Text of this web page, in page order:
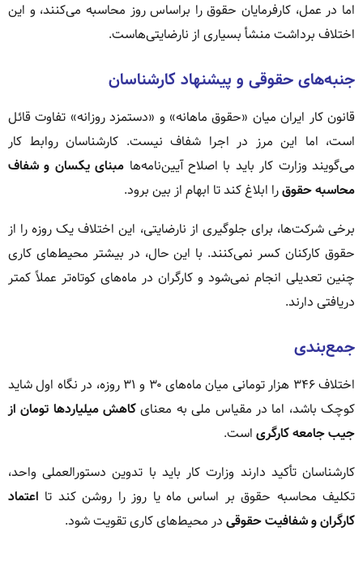
اما در عمل، کارفرمایان حقوق را براساس روز محاسبه می‌کنند، و این
اختلاف برداشت منشأ بسیاری از نارضایتی‌هاست.
جنبه‌های حقوقی و پیشنهاد کارشناسان
قانون کار ایران میان «حقوق ماهانه» و «دستمزد روزانه» تفاوت قائل
است، اما این مرز در اجرا شفاف نیست. کارشناسان روابط کار
می‌گویند وزارت کار باید با اصلاح آیین‌نامه‌ها مبنای یکسان و شفاف
محاسبه حقوقرا ابلاغ کند تا ابهام از بین برود.
برخی شرکت‌ها، برای جلوگیری از نارضایتی، این اختلاف یک روزه را از
حقوق کارکنان کسر نمی‌کنند. با این حال، در بیشتر محیط‌های کاری
چنین تعدیلی انجام نمی‌شود و کارگران در ماه‌های کوتاه‌تر عملاً کمتر
دریافتی دارند.
جمع‌بندی
اختلاف ۳۴۶ هزار تومانی میان ماه‌های ۳۰ و ۳۱ روزه، در نگاه اول شاید
کوچک باشد، اما در مقیاس ملی به معنای کاهش میلیاردها تومان از
جیب جامعه کارگری است.
کارشناسان تأکید دارند وزارت کار باید با تدوین دستورالعملی واحد،
تکلیف محاسبه حقوق بر اساس ماه یا روز را روشن کند تا اعتماد
کارگران و شفافیت حقوقی در محیط‌های کاری تقویت شود.